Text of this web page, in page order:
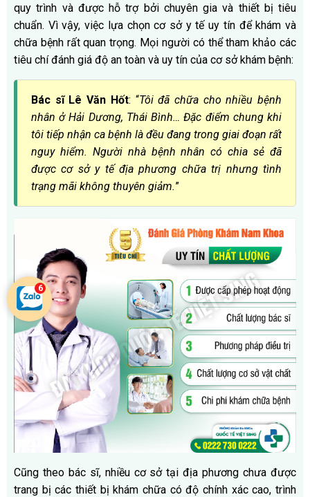
quy trình và được hỗ trợ bởi chuyên gia và thiết bị tiêu
chuẩn. Vì vậy, việc lựa chọn cơ sở y tế uy tín để khám và
chữa bệnh rất quan trọng. Mọi người có thể tham khảo các
tiêu chí đánh giá độ an toàn và uy tín của cơ sở khám bệnh:
Bác sĩ Lê Văn Hốt: “Tôi đã chữa cho nhiều bệnh
nhân ở Hải Dương, Thái Bình… Đặc điểm chung khi
tôi tiếp nhận ca bệnh là đều đang trong giai đoạn rất
nguy hiểm. Người nhà bệnh nhân có chia sẻ đã
được cơ sở y tế địa phương chữa trị nhưng tình
trạng mãi không thuyên giảm.”
Cũng theo bác sĩ, nhiều cơ sở tại địa phương chưa được
trang bị các thiết bị khám chữa có độ chính xác cao, trình